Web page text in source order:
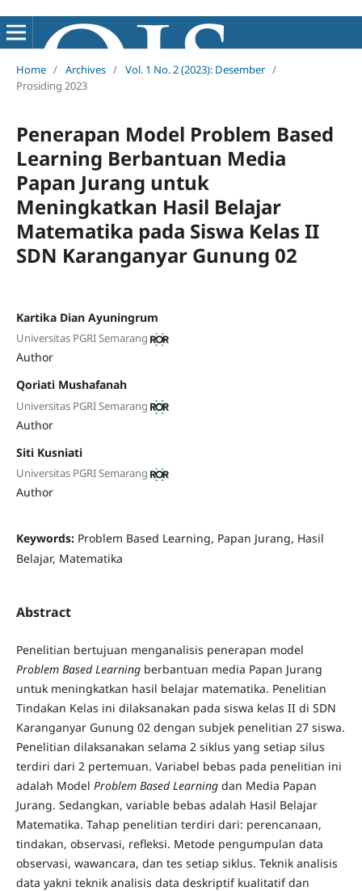
Home / Archives / Vol. 1 No. 2 (2023): Desember /
Prosiding 2023
Penerapan Model Problem Based
Learning Berbantuan Media
Papan Jurang untuk
Meningkatkan Hasil Belajar
Matematika pada Siswa Kelas II
SDN Karanganyar Gunung 02
Kartika Dian Ayuningrum
Universitas PGRI Semarang
Author
Qoriati Mushafanah
Universitas PGRI Semarang
Author
Siti Kusniati
Universitas PGRI Semarang
Author
Keywords: Problem Based Learning, Papan Jurang, Hasil
Belajar, Matematika
Abstract
Penelitian bertujuan menganalisis penerapan model
Problem Based Learningberbantuan media Papan Jurang
untuk meningkatkan hasil belajar matematika. Penelitian
Tindakan Kelas ini dilaksanakan pada siswa kelas II di SDN
Karanganyar Gunung 02 dengan subjek penelitian 27 siswa.
Penelitian dilaksanakan selama 2 siklus yang setiap silus
terdiri dari 2 pertemuan. Variabel bebas pada penelitian ini
adalah Model Problem Based Learningdan Media Papan
Jurang. Sedangkan, variable bebas adalah Hasil Belajar
Matematika. Tahap penelitian terdiri dari: perencanaan,
tindakan, observasi, refleksi. Metode pengumpulan data
observasi, wawancara, dan tes setiap siklus. Teknik analisis
data yakni teknik analisis data deskriptif kualitatif dan